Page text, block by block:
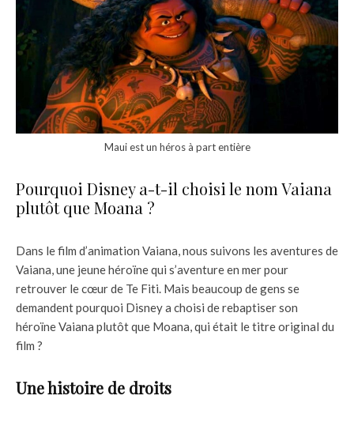
Maui est un héros à part entière
Pourquoi Disney a-t-il choisi le nom Vaiana
plutôt que Moana ?
Dans le film d’animation Vaiana, nous suivons les aventures de
Vaiana, une jeune héroïne qui s’aventure en mer pour
retrouver le cœur de Te Fiti. Mais beaucoup de gens se
demandent pourquoi Disney a choisi de rebaptiser son
héroïne Vaiana plutôt que Moana, qui était le titre original du
film ?
Une histoire de droits